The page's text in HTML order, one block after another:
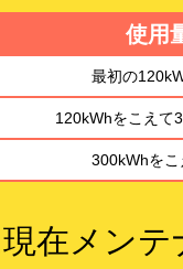
使用
最初の
120kWhをこえて
300kWhをこ
在メン